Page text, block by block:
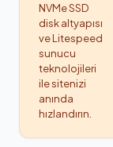
NVMe SSD
disk altyapısı
ve Litespeed
sunucu
teknolojileri
ile sitenizi
anında
hızlandırın.